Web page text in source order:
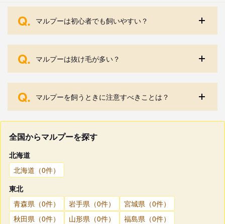
Q. マルプーは初心者でも飼いやすい？
Q. マルプーは抜け毛が多い？
Q. マルプーを飼うときに注意すべきことは？
全国からマルプーを探す
北海道
北海道（0件）
東北
青森県（0件）
岩手県（0件）
宮城県（0件）
秋田県（0件）
山形県（0件）
福島県（0件）